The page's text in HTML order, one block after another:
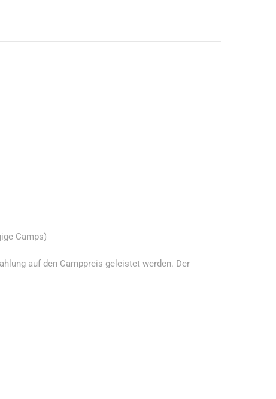
Camps)
auf den Camppreis geleistet werden. Der